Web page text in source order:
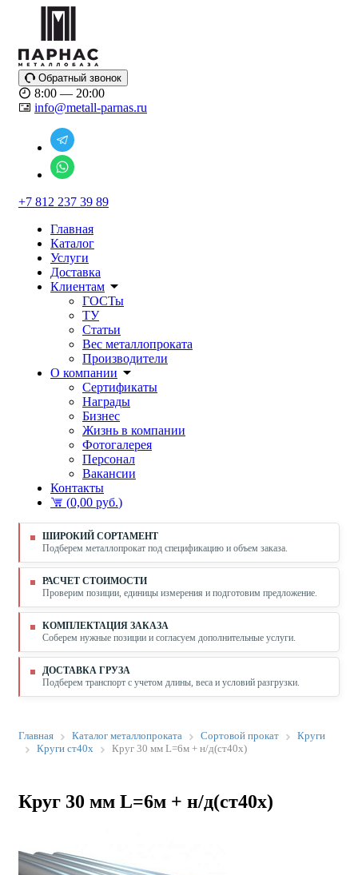
Обратный звонок
8:00 — 20:00
info@metall-parnas.ru
+7 812 237 39 89
Главная
Каталог
Услуги
Доставка
Клиентам
ГОСТы
ТУ
Статьи
Вес металлопроката
Производители
О компании
Сертификаты
Награды
Бизнес
Жизнь в компании
Фотогалерея
Персонал
Вакансии
Контакты
(0,00 руб.)
ШИРОКИЙ СОРТАМЕНТ
Подберем металлопрокат под спецификацию и объем заказа.
РАСЧЕТ СТОИМОСТИ
Проверим позиции, единицы измерения и подготовим предложение.
КОМПЛЕКТАЦИЯ ЗАКАЗА
Соберем нужные позиции и согласуем дополнительные услуги.
ДОСТАВКА ГРУЗА
Подберем транспорт с учетом длины, веса и условий разгрузки.
Главная Каталог металлопроката Сортовой прокат
Круги
Круги ст40х
Круг 30 мм L=6м + н/д(ст40х)
Круг 30 мм L=6м + н/д(ст40х)